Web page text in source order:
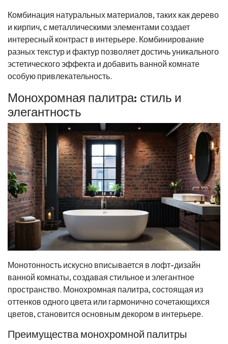
Комбинация натуральных материалов, таких как дерево
и кирпич, с металлическими элементами создает
интересный контраст в интерьере. Комбинирование
разных текстур и фактур позволяет достичь уникального
эстетического эффекта и добавить ванной комнате
особую привлекательность.
Монохромная палитра: стиль и
элегантность
Монотонность искусно вписывается в лофт-дизайн
ванной комнаты, создавая стильное и элегантное
пространство. Монохромная палитра, состоящая из
оттенков одного цвета или гармонично сочетающихся
цветов, становится основным декором в интерьере.
Преимущества монохромной палитры